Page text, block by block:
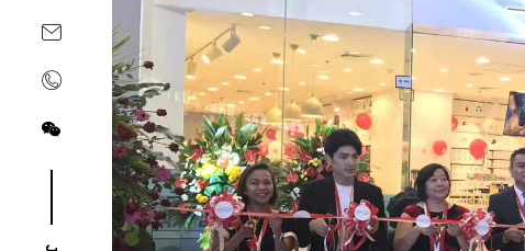
关注yoyoso订阅号 关注yoyoso抖音号